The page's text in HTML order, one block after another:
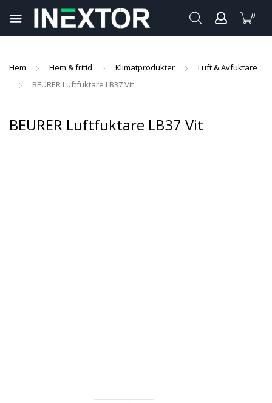
0
Hem Hem & fritid Klimatprodukter
Luft & Avfuktare
BEURER Luftfuktare LB37 Vit
BEURER Luftfuktare LB37 Vit